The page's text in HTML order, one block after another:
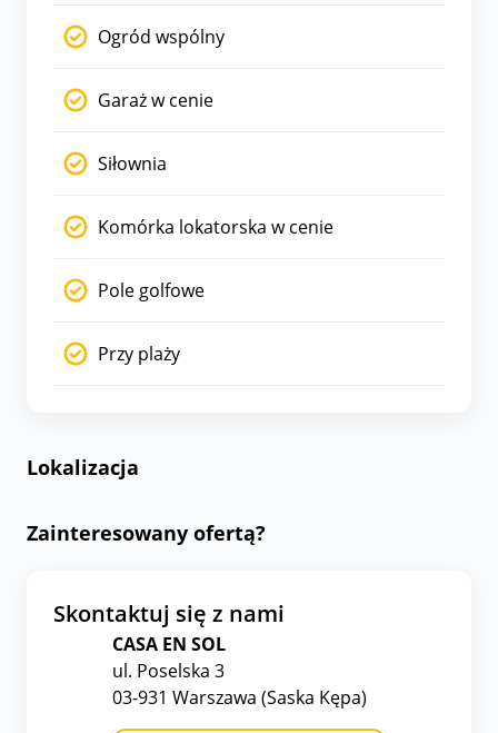
Ogród wspólny
Garaż w cenie
Siłownia
Komórka lokatorska w cenie
Pole golfowe
Przy plaży
Lokalizacja
Zainteresowany ofertą?
Skontaktuj się z nami
CASA EN SOL
ul. Poselska 3
03-931 Warszawa (Saska Kępa)